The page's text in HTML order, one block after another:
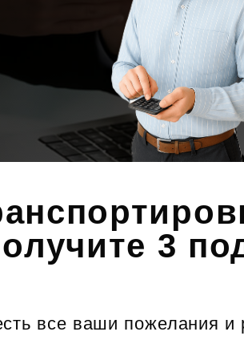
3
все ваши пожелания и